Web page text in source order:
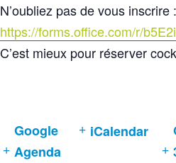
N’oubliez pas de vous inscrire :
https://forms.office.com/r/
C’est mieux pour réserver
Google
Agenda
iCalendar